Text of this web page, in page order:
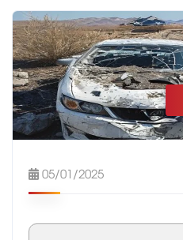
05/01/2025